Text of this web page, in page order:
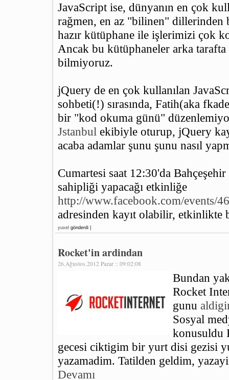
JavaScript ise, dünyanın en çok
rağmen, en az "bilinen"
hazır kütüphane ile işlerimizi çok
Ancak bu kütüphaneler arka tarafta
bilmiyoruz.
jQuery de en çok kullanılan
sohbeti(!) sırasında, Fatih(aka
bir "kod okuma günü"
Jstanbul ekibiyle oturup, jQuery
acaba adamlar şunu şunu nasıl
Cumartesi saat 12:30'da
sahipliği yapacağı etkinliğe
http://www.facebook.com/events/
adresinden kayıt olabilir, etkinlikte
yuxel gönderdi |
Rocket'in ardindan
26.Ağustos.2012 Pazar :: 09:02:08
Bundan
Rocket
gunu
Sosyal
konusuldu
gecesi ciktigim bir yurt disi gezisi
yazamadim. Tatilden geldim,
Devamı